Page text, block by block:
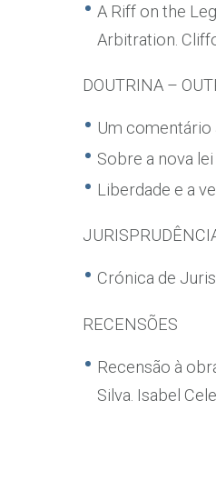
A Riff on the
Arbitration.
DOUTRINA –
Um comentário
Sobre a nova
Liberdade e a
Crónica de
RECENSÕES
Recensão à
Silva. Isabel